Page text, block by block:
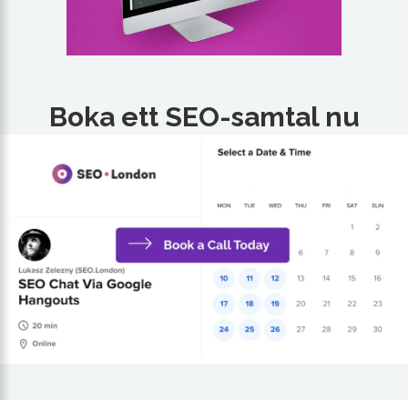
Boka ett SEO-samtal nu